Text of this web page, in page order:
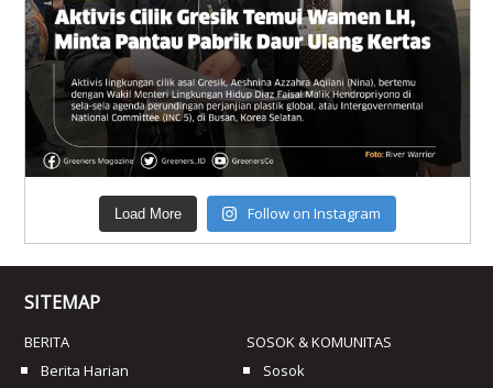
Load More Follow on Instagram
SITEMAP
BERITA
Berita Harian
SOSOK & KOMUNITAS
Sosok